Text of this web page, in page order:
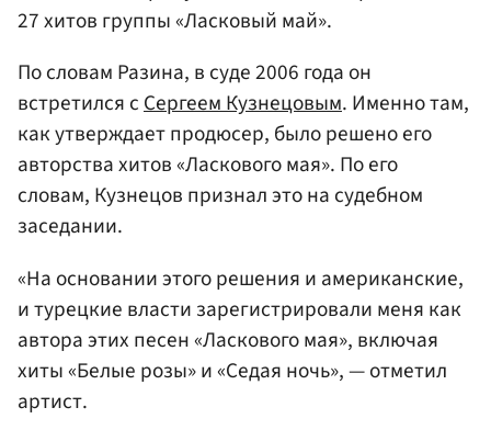
27 хитов группы «Ласковый май».
По словам Разина, в суде 2006 года он
встретился сСергеем Кузнецовым. Именно там,
как утверждает продюсер, было решено его
авторства хитов «Ласкового мая». По его
словам, Кузнецов признал это на судебном
заседании.
«На основании этого решения и американские,
и турецкие власти зарегистрировали меня как
автора этих песен «Ласкового мая», включая
хиты «Белые розы» и «Седая ночь», — отметил
артист.